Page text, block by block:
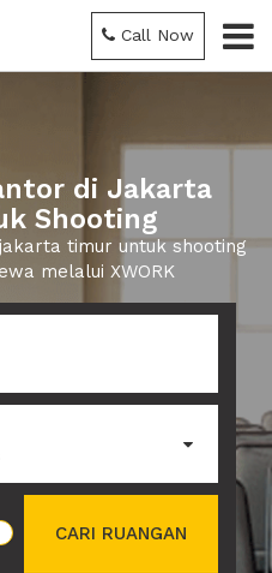
Call Now
di Jakarta
Shooting
timur untuk shooting
melalui XWORK
CARI RUANGAN